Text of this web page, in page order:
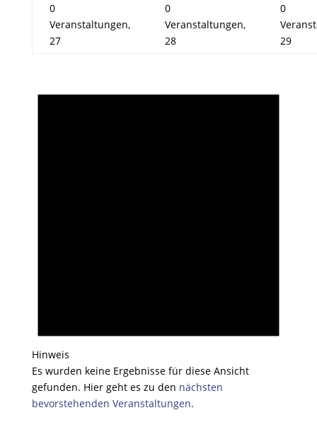
0
Veranstaltungen,
27
0
Veranstaltungen,
28
0
29
Hinweis
Es wurden keine Ergebnisse für diese Ansicht
gefunden. Hier geht es zu den nächsten
bevorstehenden Veranstaltungen.